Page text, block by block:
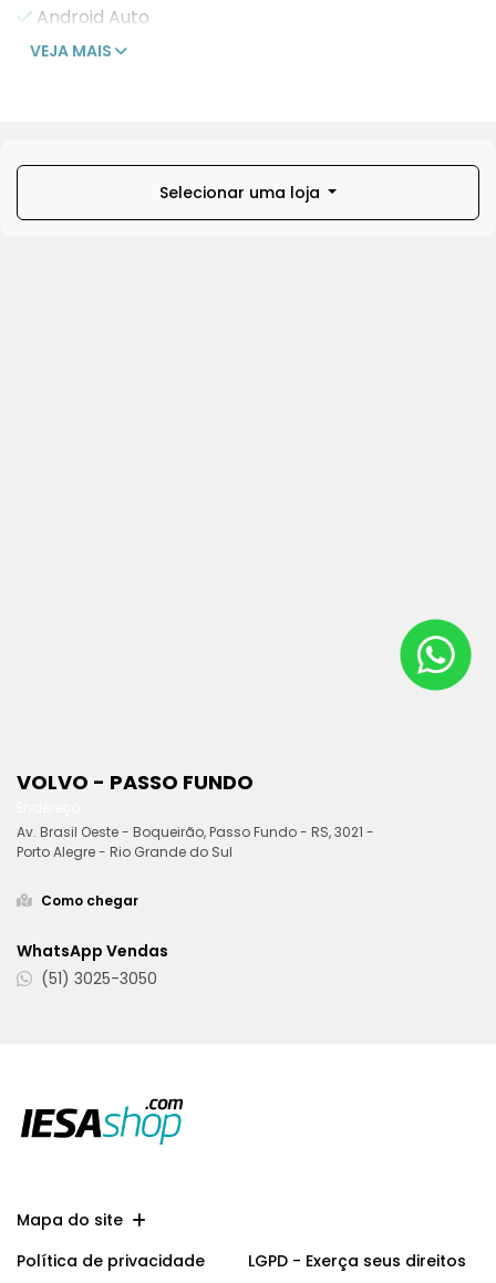
Android Auto
VEJA MAIS
Selecionar uma loja
VOLVO - PASSO FUNDO
Av. Brasil Oeste - Boqueirão, Passo Fundo - RS, 3021 -
Porto Alegre - Rio Grande do Sul
Como chegar
WhatsApp Vendas
(51) 3025-3050
Mapa do site
Política de privacidade
LGPD - Exerça seus direitos